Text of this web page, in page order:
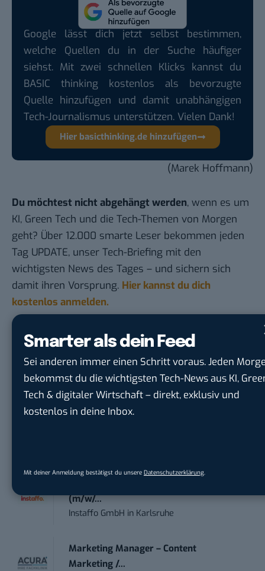
Smarter als dein Feed
Sei anderen immer einen Schritt voraus. Jeden
bekommst du die wichtigsten Tech-News aus KI,
Tech & digitaler Wirtschaft – direkt, exklusiv und
kostenlos in deine Inbox.
Mit deiner Anmeldung bestätigst du unsere Datenschutzerklärung.
Google lässt dich jetzt selbst bestimmen,
welche Quellen du in der Suche häufiger
siehst. Mit zwei schnellen Klicks kannst du
BASIC thinking kostenlos als bevorzugte
Quelle hinzufügen und damit unabhängigen
Tech-Journalismus unterstützen. Vielen Dank!
Hier basicthinking.de hinzufügen
(Marek Hoffmann)
Du möchtest nicht abgehängt werden, wenn es um
KI, Green Tech und die Tech-Themen von Morgen
geht? Über 12.000 smarte Leser bekommen jeden
Tag UPDATE, unser Tech-Briefing mit den
wichtigsten News des Tages – und sichern sich
damit ihren Vorsprung. Hier kannst du dich
kostenlos anmelden.
STELLENANZEIGEN
Social Media Content Creator (m/w/d)
moveUP Media GmbH inDüsseldorf
Anforderungs- und Projektmanager
(m/w/...
Instaffo GmbH in Karlsruhe
Marketing Manager – Content
Marketing /...